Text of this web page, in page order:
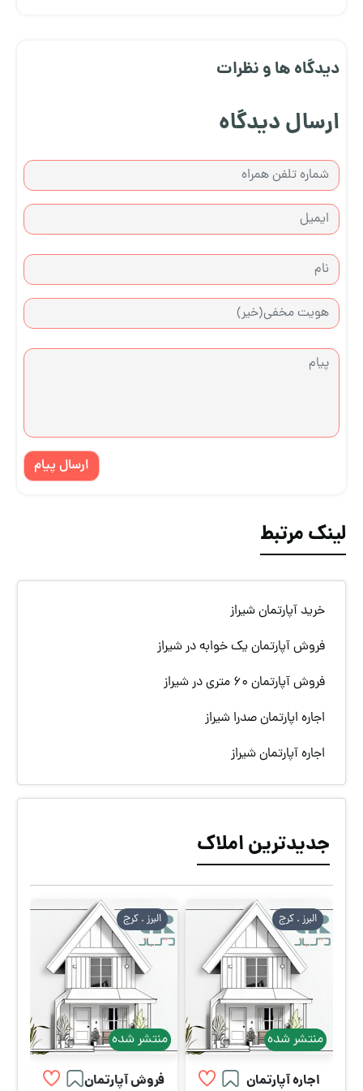
دیدگاه ها و نظرات
ارسال دیدگاه
ارسال پیام
لینک مرتبط
خرید آپارتمان شیراز
فروش آپارتمان یک خوابه در شیراز
فروش آپارتمان 60 متری در شیراز
اجاره اپارتمان صدرا شیراز
اجاره آپارتمان شیراز
جدیدترین املاک
منتشر شده
البرز . كرج
اجاره آپارتمان
منتشر شده
البرز . كرج
فروش آپارتمان